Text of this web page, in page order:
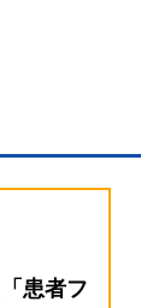
「患者フ